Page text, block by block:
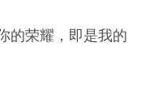
的荣耀，即是我的